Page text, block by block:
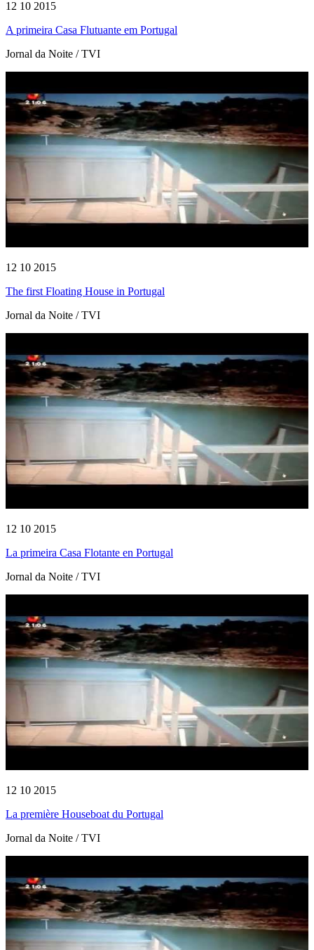
12 10 2015
A primeira Casa Flutuante em Portugal
Jornal da Noite / TVI
12 10 2015
The first Floating House in Portugal
Jornal da Noite / TVI
12 10 2015
La primeira Casa Flotante en Portugal
Jornal da Noite / TVI
12 10 2015
La première Houseboat du Portugal
Jornal da Noite / TVI